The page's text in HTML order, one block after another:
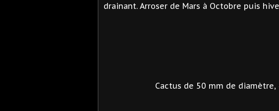
drainant. Arroser de Mars à Octobre puis
Cactus de 50 mm de